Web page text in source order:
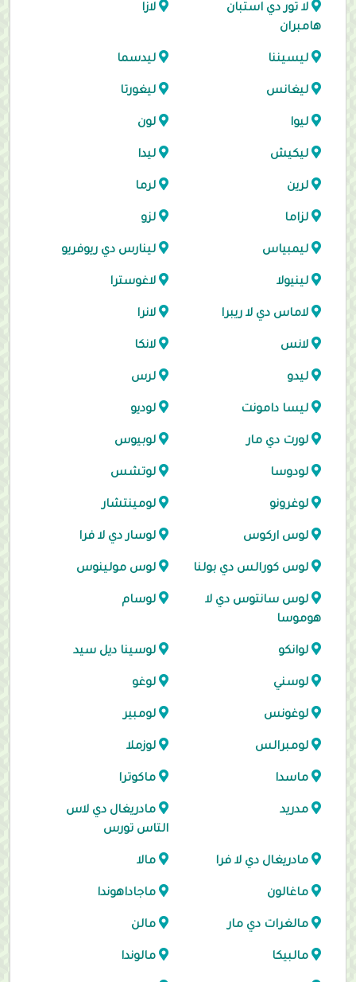
لا تور دي استبان
هامبران
لازا
ليسيننا ليدسما
ليغانس ليغورتا
ليوا لون
ليكيش ليدا
لرين لرما
لزاما لزو
ليمبياس لينارس دي ريوفريو
لينيولا لاغوسترا
لاماس دي لا ريبرا لانرا
لانس لانكا
ليدو لرس
ليسا دامونت لوديو
لورت دي مار لوبيوس
لودوسا لوتشس
لوغرونو لومينتشار
لوس اركوس لوسار دي لا فرا
لوس كورالس دي بولنا لوس مولينوس
لوس سانتوس دي لا
هوموسا
لوسام
لوانكو لوسينا ديل سيد
لوسني لوغو
لوغونس لومبير
لومبرالس لوزملا
ماسدا ماكوترا
مدريد
مادريغال دي لاس
التاس تورس
مادريغال دي لا فرا مالا
ماغالون ماجاداهوندا
مالغرات دي مار مالن
مالبيكا مالوندا